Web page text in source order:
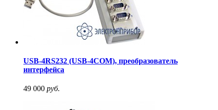
USB-4RS232 (USB-4COM), преобразователь
интерфейса
49 000 руб.